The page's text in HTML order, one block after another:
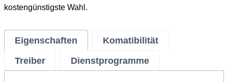
kostengünstigste Wahl.
Eigenschaften
Komatibilität
Treiber
Dienstprogramme